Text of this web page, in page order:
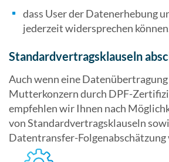
dass User der Datenerhebung
jederzeit widersprechen
Standardvertragsklauseln
Auch wenn eine Datenübertragung
Mutterkonzern durch DPF-
empfehlen wir Ihnen nach
von Standardvertragsklauseln
Datentransfer-Folgenabschätzung